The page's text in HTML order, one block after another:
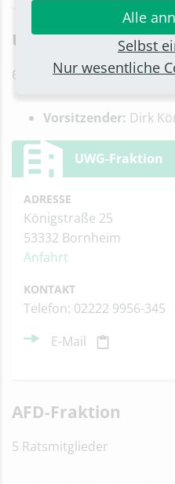
UWG
6 Ratsmitglieder
Vorsitzender: Dirk
UWG-Fraktion
ADRESSE
Königstraße 25
53332 Bornheim
Anfahrt
KONTAKT
Telefon: 02222 9956-345
E-Mail
AFD-Fraktion
5 Ratsmitglieder
Alle
Selbst
Nur wesentliche